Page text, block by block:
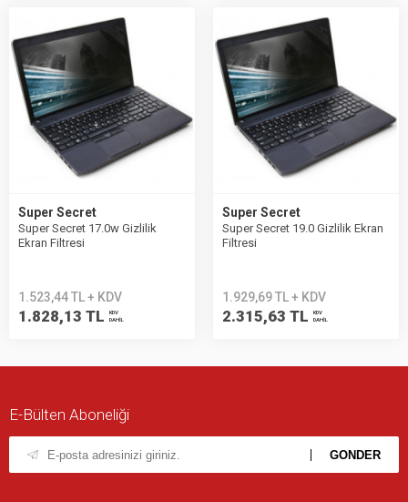
Super Secret
Super Secret 17.0w Gizlilik
Ekran Filtresi
1.523,44 TL + KDV
1.828,13 TL
KDV
DAHİL
Super Secret
Super Secret 19.0 Gizlilik Ekran
Filtresi
1.929,69 TL + KDV
2.315,63 TL
KDV
DAHİL
E-Bülten Aboneliği